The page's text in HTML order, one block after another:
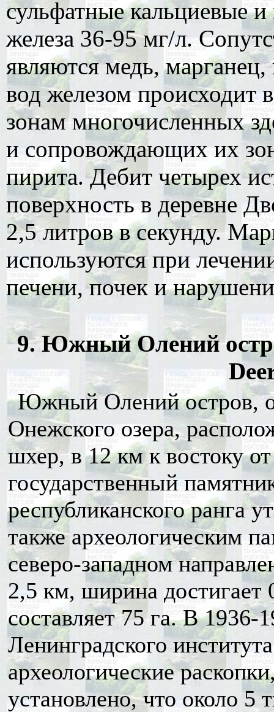
сульфатные кальциевые
железа 36-95 мг/л.
являются медь,
вод железом происходит
зонам многочисленных
и сопровождающих их
пирита. Дебит четырех
поверхность в деревне
2,5 литров в секунду.
используются при
печени, почек и
9. Южный Олений
Южный Олений остров,
Онежского озера,
шхер, в 12 км к востоку
государственный
республиканского ранга
также археологическим
северо-западном
2,5 км, ширина
составляет 75 га. В 1936-
Ленинградского
археологические
установлено, что около 5